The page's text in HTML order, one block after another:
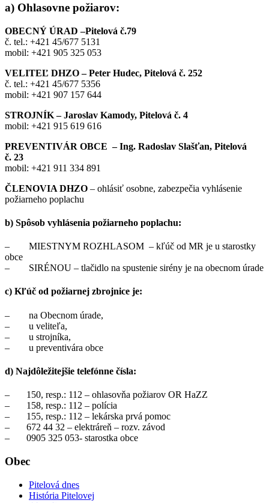
a) Ohlasovne požiarov:
OBECNÝ ÚRAD –Pitelová č.79
č. tel.: +421 45/677 5131
mobil: +421 905 325 053
VELITEĽ DHZO – Peter Hudec, Pitelová č. 252
č. tel.: +421 45/677 5356
mobil: +421 907 157 644
STROJNÍK – Jaroslav Kamody, Pitelová č. 4
mobil: +421 915 619 616
PREVENTIVÁR OBCE – Ing. Radoslav Slašťan, Pitelová
č. 23
mobil: +421 911 334 891
ČLENOVIA DHZO – ohlásiť osobne, zabezpečia vyhlásenie
požiarneho poplachu
b) Spôsob vyhlásenia požiarneho poplachu:
– MIESTNYM ROZHLASOM – kľúč od MR je u starostky
obce
– SIRÉNOU – tlačidlo na spustenie sirény je na obecnom úrade
c) Kľúč od požiarnej zbrojnice je:
– na Obecnom úrade,
– u veliteľa,
– u strojníka,
– u preventivára obce
d) Najdôležitejšie telefónne čísla:
– 150, resp.: 112 – ohlasovňa požiarov OR HaZZ
– 158, resp.: 112 – polícia
– 155, resp.: 112 – lekárska prvá pomoc
– 672 44 32 – elektráreň – rozv. závod
– 0905 325 053- starostka obce
Obec
Pitelová dnes
História Pitelovej